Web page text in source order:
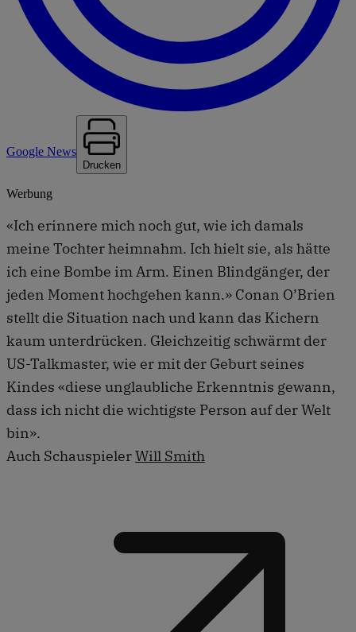
Google News
Drucken
Werbung
«Ich erinnere mich noch gut, wie ich damals
meine Tochter heimnahm. Ich hielt sie, als hätte
ich eine Bombe im Arm. Einen Blindgänger, der
jeden Moment hochgehen kann.» Conan O’Brien
stellt die Situation nach und kann das Kichern
kaum unterdrücken. Gleichzeitig schwärmt der
US-Talkmaster, wie er mit der Geburt seines
Kindes «diese unglaubliche Erkenntnis gewann,
dass ich nicht die wichtigste Person auf der Welt
bin».
Auch SchauspielerWill Smith